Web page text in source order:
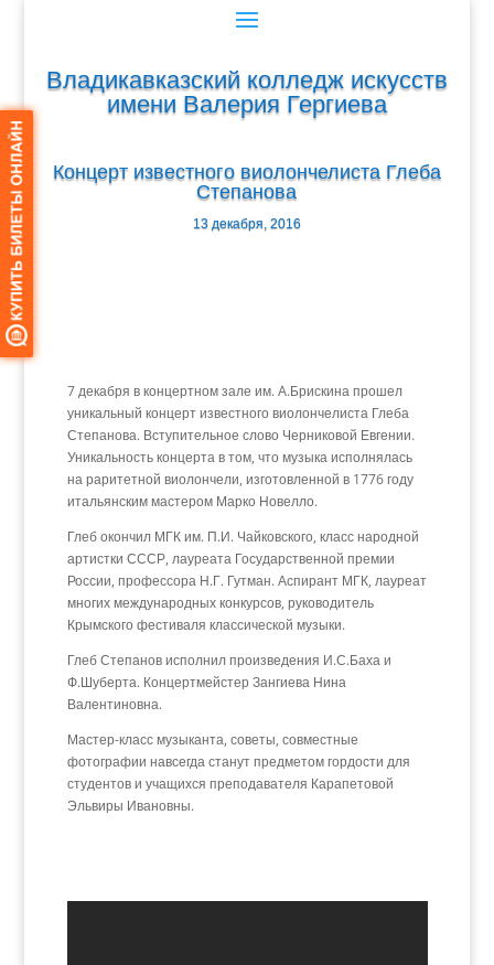
Владикавказский колледж искусств
имени Валерия Гергиева
Концерт известного виолончелиста Глеба
Степанова
13 декабря, 2016
7 декабря в концертном зале им. А.Брискина прошел
уникальный концерт известного виолончелиста Глеба
Степанова. Вступительное слово Черниковой Евгении.
Уникальность концерта в том, что музыка исполнялась
на раритетной виолончели, изготовленной в 1776 году
итальянским мастером Марко Новелло.
Глеб окончил МГК им. П.И. Чайковского, класс народной
артистки СССР, лауреата Государственной премии
России, профессора Н.Г. Гутман. Аспирант МГК, лауреат
многих международных конкурсов, руководитель
Крымского фестиваля классической музыки.
Глеб Степанов исполнил произведения И.С.Баха и
Ф.Шуберта. Концертмейстер Зангиева Нина
Валентиновна.
Мастер-класс музыканта, советы, совместные
фотографии навсегда станут предметом гордости для
студентов и учащихся преподавателя Карапетовой
Эльвиры Ивановны.